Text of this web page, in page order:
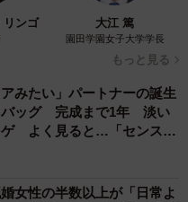
リンゴ 大江 篤
園田学園女子大学学長
もっと見る
アみたい」パートナーの誕生
バッグ 完成まで1年 淡い
ゲ よく見ると…「センスす
女性の半数以上が「日常よ